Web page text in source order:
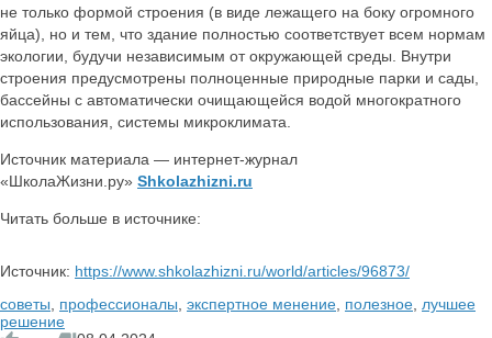
не только формой строения (в виде лежащего на боку огромного
яйца), но и тем, что здание полностью соответствует всем нормам
экологии, будучи независимым от окружающей среды. Внутри
строения предусмотрены полноценные природные парки и сады,
бассейны с автоматически очищающейся водой многократного
использования, системы микроклимата.
Источник материала — интернет-журнал
«ШколаЖизни.ру» Shkolazhizni.ru
Читать больше в источнике:
Источник: https://www.shkolazhizni.ru/world/articles/96873/
советы
профессионалы экспертное менение полезное лучшее
решение